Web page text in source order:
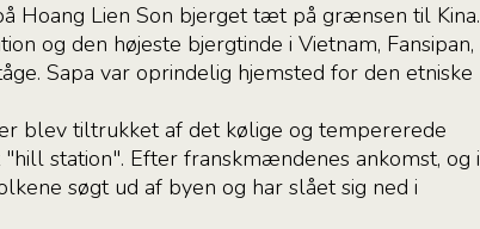
Hoang Lien Son bjerget tæt på grænsen til Kina.
og den højeste bjergtinde i Vietnam, Fansipan,
Sapa var oprindelig hjemsted for den etniske
blev tiltrukket af det kølige og tempererede
station". Efter franskmændenes ankomst, og i
søgt ud af byen og har slået sig ned i